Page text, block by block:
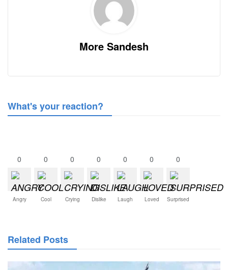
More Sandesh
What's your reaction?
0
Angry
0
Cool
0
Crying
0
Dislike
0
Laugh
0
Loved
0
Surprised
Related Posts